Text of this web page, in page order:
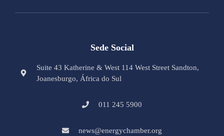
Sede Social
Suite 43 Katherine & West 114 West Street Sandton,
Joanesburgo, África do Sul
011 245 5900
news@energychamber.org